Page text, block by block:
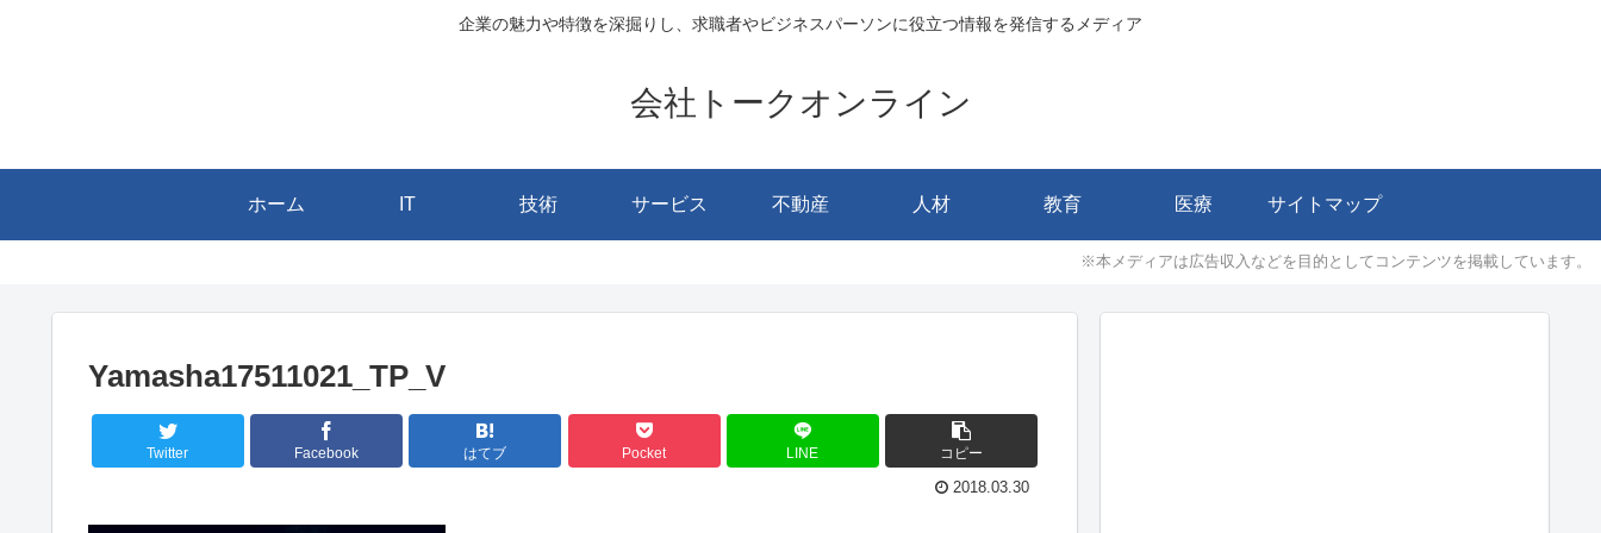
企業の魅力や特徴を深掘りし、求職者やビジネスパーソンに役立つ情報を発信するメディア
会社トークオンライン
ホーム IT 技術 サービス 不動産 人材 教育 医療 サイトマップ
※本メディアは広告収入などを目的としてコンテンツを掲載しています。
Yamasha17511021_TP_V
Twitter Facebook はてブ Pocket LINE コピー
2018.03.30